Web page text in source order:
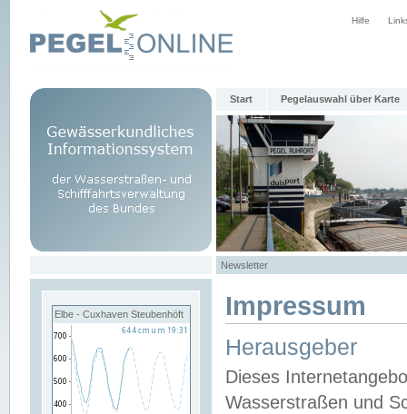
Hilfe
Start Pegelauswahl über Karte
Newsletter
Elbe - Cuxhaven Steubenhöft Impressum
Herausgeber
Dieses
Wasserstraßen und